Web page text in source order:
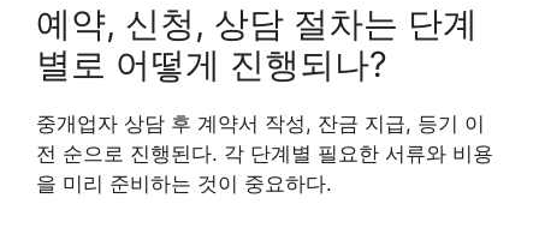
예약, 신청, 상담 절차는 단계
별로 어떻게 진행되나?
중개업자 상담 후 계약서 작성, 잔금 지급, 등기 이
전 순으로 진행된다. 각 단계별 필요한 서류와 비용
을 미리 준비하는 것이 중요하다.